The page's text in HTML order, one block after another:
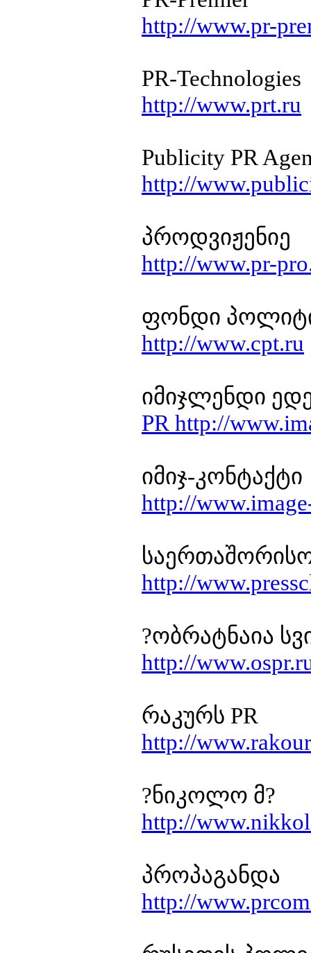
http://www.pr-
PR-Technologies
http://www.prt.ru
Publicity PR
http://
პროდვიჟენიე
http://www.pr-
ფონდი
http://www.cpt.ru
იმიჯლენდი
PR http://
იმიჯ-კონტაქტი
http://
http://
?ობრატნაია
http://
რაკურს PR
http://
?ნიკოლო მ?
http://
პროპაგანდა
http://